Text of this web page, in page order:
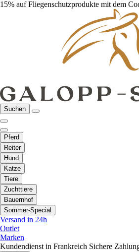
15% auf Fliegenschutzprodukte mit dem
Suchen
Pferd
Reiter
Hund
Katze
Tiere
Zuchttiere
Bauernhof
Sommer-Special
Versand in 24h
Outlet
Marken
Kundendienst in Frankreich Sichere